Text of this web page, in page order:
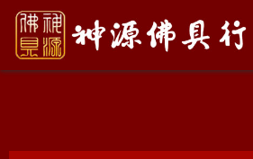
龍袍